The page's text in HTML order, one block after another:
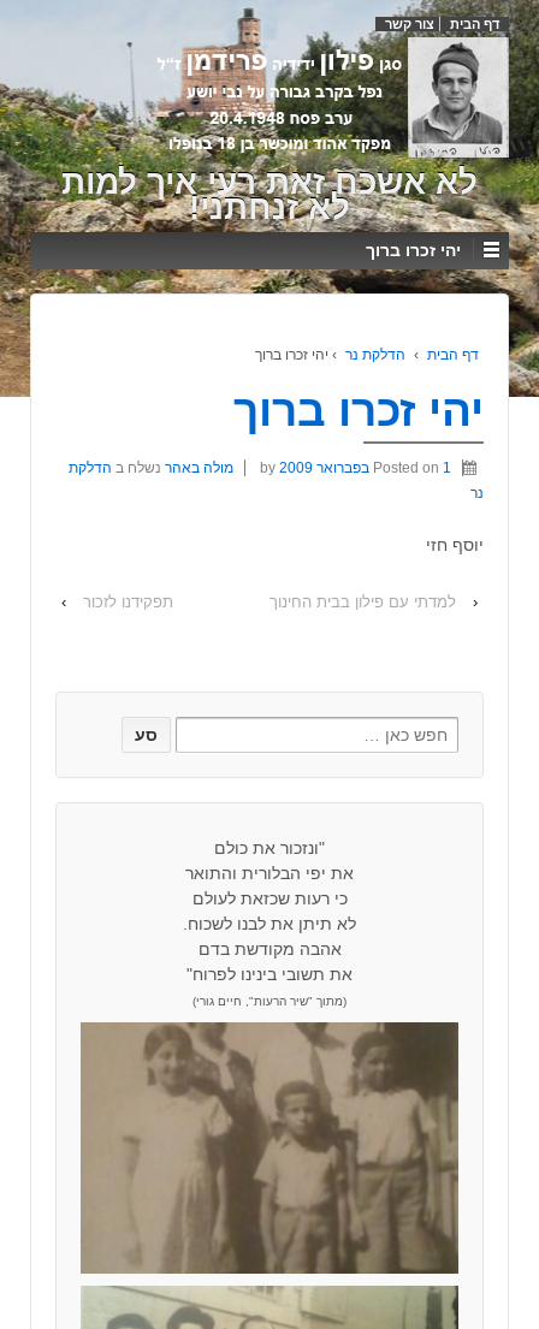
דף הבית צור קשר
לא אשכח זאת רעי איך למות
לא זנחתני!
יהי זכרו ברוך
דף הבית › הדלקת נר › יהי זכרו ברוך
יהי זכרו ברוך
Posted on 1 בפברואר 2009 מולה באהר נשלח ב הדלקת
נר
יוסף חזי
‹ למדתי עם פילון בבית החינוך תפקידנו לזכור ›
"ונזכור את כולם
את יפי הבלורית והתואר
כי רעות שכזאת לעולם
לא תיתן את לבנו לשכוח.
אהבה מקודשת בדם
את תשובי בינינו לפרוח"
(מתוך "שיר הרעות", חיים גורי)